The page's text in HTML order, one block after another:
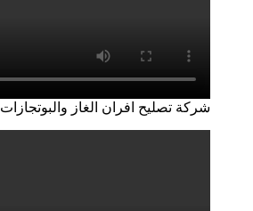
شركة تصليح افران الغاز والبوتجازات